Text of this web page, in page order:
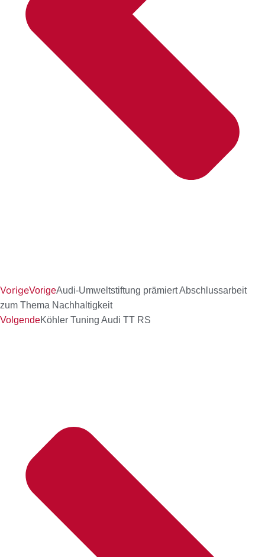
VorigeVorigeAudi-Umweltstiftung prämiert Abschlussarbeit
zum Thema Nachhaltigkeit
VolgendeKöhler Tuning Audi TT RS